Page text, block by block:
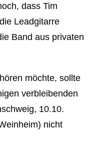
dass Tim
Leadgitarre
Band aus privaten
möchte, sollte
verbleibenden
10.10.
nicht